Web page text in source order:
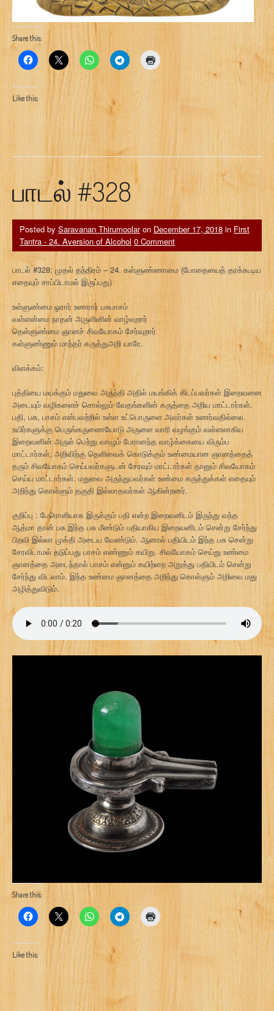
Share this:
Like this:
பாடல் #328
Posted by Saravanan Thirumoolaron December 17, 2018 in First
Tantra - 24. Aversion of Alcohol 0 Comment
பாடல் #328: முதல் தந்திரம் – 24. கள்ளுண்ணாமை (போதையைத் தரக்கூடிய
எதையும் சாப்பிடாமல் இருப்பது)
உள்ளுண்மை ஓரார் உணரார் பசுபாசம்
வள்ளன்மை நாதன் அருளினின் வாழ்வுறார்
தெள்ளுண்மை ஞானச் சிவயோகம் சேர்வுறார்
கள்ளுண்ணும் மாந்தர் கருத்துஅறி யாரே.
விளக்கம்:
புத்தியை மயக்கும் மதுவை அருந்தி அதில் மயங்கிக் கிடப்பவர்கள் இறைவனை
அடையும் வழிகளைச் சொல்லும் வேதங்களின் கருத்தை அறிய மாட்டார்கள்.
பதி, பசு, பாசம் என்பவற்றில் உள்ள உட்பொருளை அவர்கள் உணர்வதில்லை.
உயிர்களுக்கு பெருங்கருணையோடு அருளை வாரி வழங்கும் வள்ளலாகிய
இறைவனின் அருள் பெற்று வாழும் பேரானந்த வாழ்க்கையை விரும்ப
மாட்டார்கள், அறிவிற்கு தெளிவைக் கொடுக்கும் உண்மையான ஞானத்தைத்
தரும் சிவயோகம் செய்பவர்களுடன் சேரவும் மாட்டார்கள் தானும் சிவயோகம்
செய்ய மாட்டார்கள். மதுவை அருந்துபவர்கள் உண்மை கருத்துக்கள் எதையும்
அறிந்து கொள்ளும் தகுதி இல்லாதவர்கள் ஆகின்றனர்.
குறிப்பு : பேரொளியாக இருக்கும் பதி என்ற இறைவனிடம் இருந்து வந்த
ஆத்மா தான் பசு இந்த பசு மீண்டும் பதியாகிய இறைவனிடம் சென்று சேர்ந்து
பிறவி இல்லா முக்தி அடைய வேண்டும். ஆனால் பதியிடம் இந்த பசு சென்று
சேரவிடாமல் தடுப்பது பாசம் எண்ணும் கயிறு. சிவயோகம் செய்து உண்மை
ஞானத்தை அடைந்தால் பாசம் என்னும் கயிற்றை அறுத்து பதியிடம் சென்று
சேர்ந்து விடலாம். இந்த உண்மை ஞானத்தை அறிந்து கொள்ளும் அறிவை மது
அழித்துவிடும்.
Share this:
Like this: